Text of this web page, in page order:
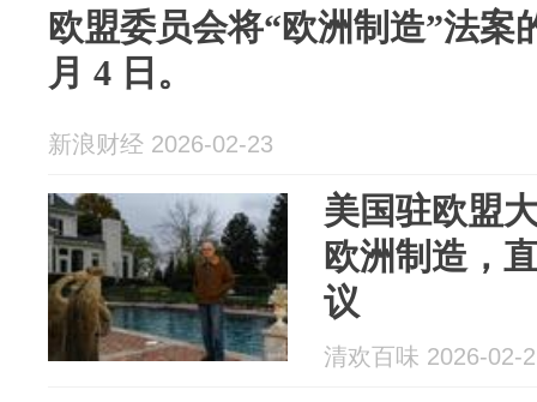
欧盟委员会将“欧洲制造”法案
月 4 日。
新浪财经 2026-02-23
美国驻欧盟
欧洲制造，
议
清欢百味 2026-02-